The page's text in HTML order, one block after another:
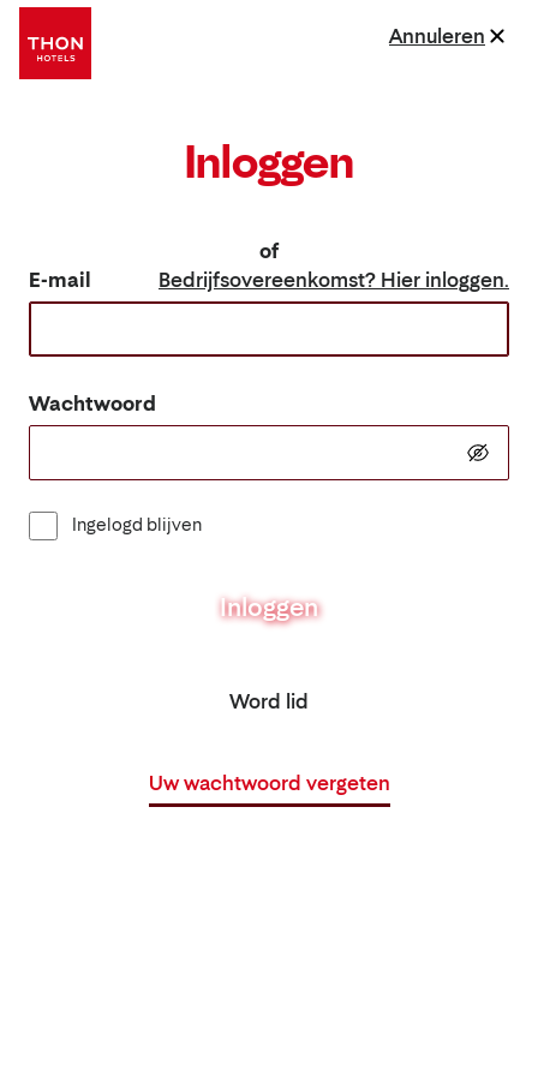
Inloggen
of
E-mail
Bedrijfsovereenkomst? Hier inloggen.
Wachtwoord
Ingelogd blijven
Inloggen
Word lid
Uw wachtwoord vergeten
Annuleren